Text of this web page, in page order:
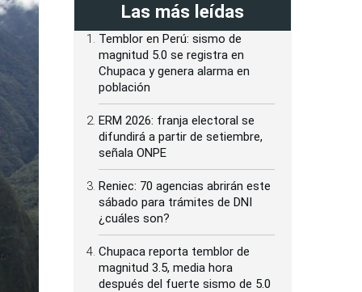
Las más leídas
Temblor en Perú: sismo de
magnitud 5.0 se registra en
Chupaca y genera alarma en
población
ERM 2026: franja electoral se
difundirá a partir de setiembre,
señala ONPE
Reniec: 70 agencias abrirán este
sábado para trámites de DNI
¿cuáles son?
Chupaca reporta temblor de
magnitud 3.5, media hora
después del fuerte sismo de 5.0